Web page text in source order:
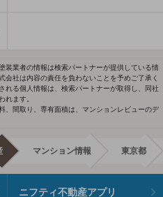
装業者の情報は検索パートナーが提供している情
会社は内容の責任を負わないことを予めご了承く
れる個人情報は、検索パートナーが取得し、同社
れます。
、間取り、専有面積は、マンションレビューのデ
マンション情報 東京都
ニフティ不動産アプリ